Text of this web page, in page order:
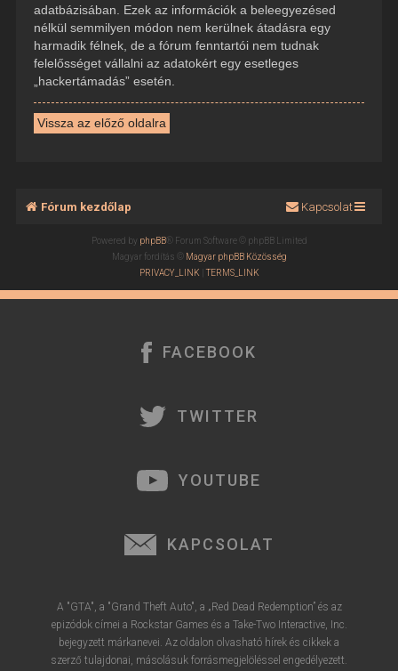
adatbázisában. Ezek az információk a beleegyezésed
nélkül semmilyen módon nem kerülnek átadásra egy
harmadik félnek, de a fórum fenntartói nem tudnak
felelősséget vállalni az adatokért egy esetleges
„hackertámadás” esetén.
Vissza az előző oldalra
Fórum kezdőlap Kapcsolat
Powered by phpBB® Forum Software © phpBB Limited
Magyar fordítás © Magyar phpBB Közösség
PRIVACY_LINK |TERMS_LINK
FACEBOOK
TWITTER
YOUTUBE
KAPCSOLAT
A "GTA", a "Grand Theft Auto", a „Red Dead Redemption” és az
epizódok címei a Rockstar Games és a Take-Two Interactive, Inc.
bejegyzett márkanevei. Az oldalon olvasható hírek és cikkek a
szerző tulajdonai, másolásuk forrásmegjelöléssel engedélyezett.